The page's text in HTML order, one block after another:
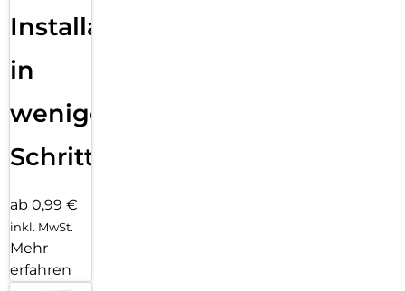
Installation
in
wenigen
Schritten
ab 0,99 €
inkl. MwSt.
Mehr
erfahren